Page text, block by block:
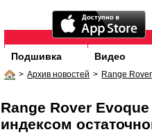
Подшивка Видео
> Архив новостей > Range
Range Rover
индексом